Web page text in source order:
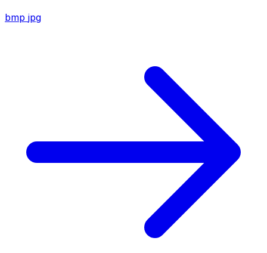
bmp jpg